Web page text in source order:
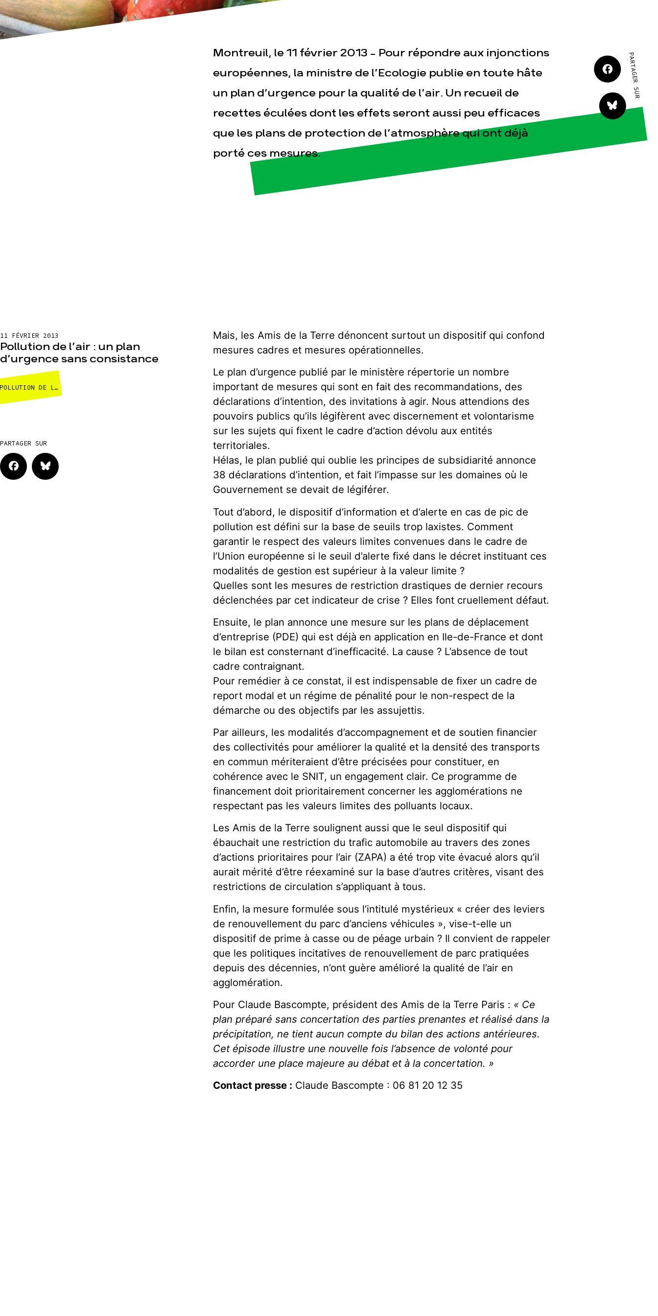
Espace presse Publications Contact
Montreuil, le 11 février 2013 - Pour répondre aux injonctions
européennes, la ministre de l’Ecologie publie en toute hâte
un plan d’urgence pour la qualité de l’air. Un recueil de
recettes éculées dont les effets seront aussi peu efficaces
que les plans de protection de l’atmosphère qui ont déjà
porté ces mesures.
PARTAGER SUR
11 FÉVRIER 2013
Pollution de l’air : un plan
d’urgence sans consistance
POLLUTION DE L'AIR ET TRANSPORTS
PARTAGER SUR
Mais, les Amis de la Terre dénoncent surtout un dispositif qui confond
mesures cadres et mesures opérationnelles.
Le plan d’urgence publié par le ministère répertorie un nombre
important de mesures qui sont en fait des recommandations, des
déclarations d’intention, des invitations à agir. Nous attendions des
pouvoirs publics qu’ils légifèrent avec discernement et volontarisme
sur les sujets qui fixent le cadre d’action dévolu aux entités
territoriales.
Hélas, le plan publié qui oublie les principes de subsidiarité annonce
38 déclarations d’intention, et fait l’impasse sur les domaines où le
Gouvernement se devait de légiférer.
Tout d’abord, le dispositif d’information et d’alerte en cas de pic de
pollution est défini sur la base de seuils trop laxistes. Comment
garantir le respect des valeurs limites convenues dans le cadre de
l’Union européenne si le seuil d’alerte fixé dans le décret instituant ces
modalités de gestion est supérieur à la valeur limite ?
Quelles sont les mesures de restriction drastiques de dernier recours
déclenchées par cet indicateur de crise ? Elles font cruellement défaut.
Ensuite, le plan annonce une mesure sur les plans de déplacement
d’entreprise (PDE) qui est déjà en application en Ile-de-France et dont
le bilan est consternant d’inefficacité. La cause ? L’absence de tout
cadre contraignant.
Pour remédier à ce constat, il est indispensable de fixer un cadre de
report modal et un régime de pénalité pour le non-respect de la
démarche ou des objectifs par les assujettis.
Par ailleurs, les modalités d’accompagnement et de soutien financier
des collectivités pour améliorer la qualité et la densité des transports
en commun mériteraient d’être précisées pour constituer, en
cohérence avec le SNIT, un engagement clair. Ce programme de
financement doit prioritairement concerner les agglomérations ne
respectant pas les valeurs limites des polluants locaux.
Les Amis de la Terre soulignent aussi que le seul dispositif qui
ébauchait une restriction du trafic automobile au travers des zones
d’actions prioritaires pour l’air (ZAPA) a été trop vite évacué alors qu’il
aurait mérité d’être réexaminé sur la base d’autres critères, visant des
restrictions de circulation s’appliquant à tous.
Enfin, la mesure formulée sous l’intitulé mystérieux « créer des leviers
de renouvellement du parc d’anciens véhicules », vise-t-elle un
dispositif de prime à casse ou de péage urbain ? Il convient de rappeler
que les politiques incitatives de renouvellement de parc pratiquées
depuis des décennies, n’ont guère amélioré la qualité de l’air en
agglomération.
Pour Claude Bascompte, président des Amis de la Terre Paris : « Ce
plan préparé sans concertation des parties prenantes et réalisé dans la
précipitation, ne tient aucun compte du bilan des actions antérieures.
Cet épisode illustre une nouvelle fois l’absence de volonté pour
accorder une place majeure au débat et à la concertation. »
Contact presse : Claude Bascompte : 06 81 20 12 35